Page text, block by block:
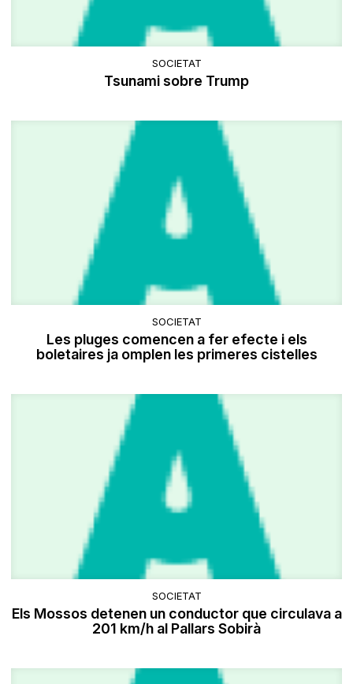
SOCIETAT
Tsunami sobre Trump
SOCIETAT
Les pluges comencen a fer efecte i els
boletaires ja omplen les primeres cistelles
SOCIETAT
Els Mossos detenen un conductor que circulava a
201 km/h al Pallars Sobirà